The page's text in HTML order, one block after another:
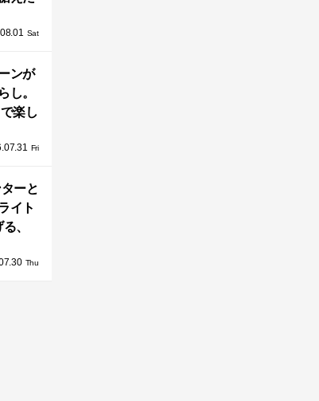
Sat
ンが
し。
楽し
Fri
ーと
イト
、
テリ
Thu